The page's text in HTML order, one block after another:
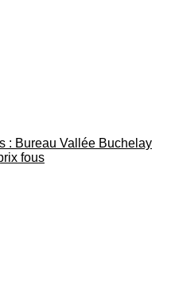
: Bureau Vallée Buchelay
fous